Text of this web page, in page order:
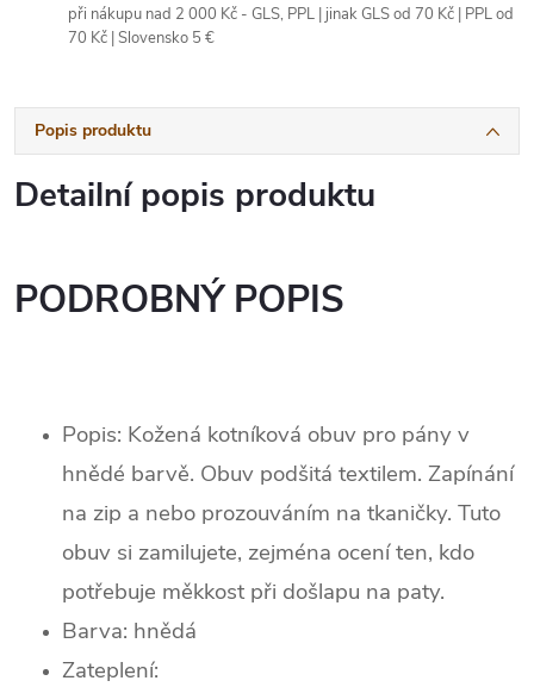
při nákupu nad 2 000 Kč - GLS, PPL | jinak GLS od 70 Kč | PPL od
70 Kč | Slovensko 5 €
Popis produktu
Detailní popis produktu
PODROBNÝ POPIS
Popis: Kožená kotníková obuv pro pány v
hnědé barvě. Obuv podšitá textilem. Zapínání
na zip a nebo prozouváním na tkaničky. Tuto
obuv si zamilujete, zejména ocení ten, kdo
potřebuje měkkost při došlapu na paty.
Barva: hnědá
Zateplení: